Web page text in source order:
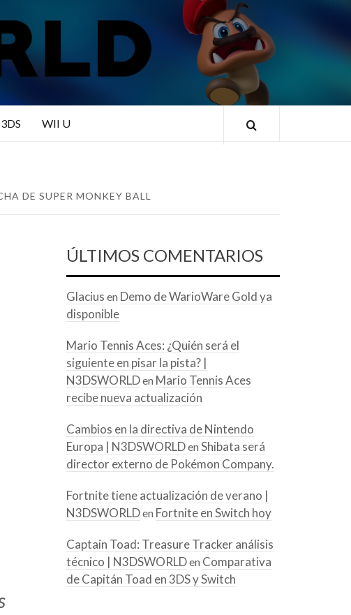
3DS WII U
DE SUPER MONKEY BALL
ÚLTIMOS COMENTARIOS
Glacius en Demo de WarioWare Gold ya
disponible
Mario Tennis Aces: ¿Quién será el
siguiente en pisar la pista? |
N3DSWORLDen Mario Tennis Aces
recibe nueva actualización
Cambios en la directiva de Nintendo
Europa | N3DSWORLDen Shibata será
director externo de Pokémon Company.
Fortnite tiene actualización de verano |
N3DSWORLDen Fortnite en Switch hoy
Captain Toad: Treasure Tracker análisis
técnico | N3DSWORLDen Comparativa
de Capitán Toad en 3DS y Switch